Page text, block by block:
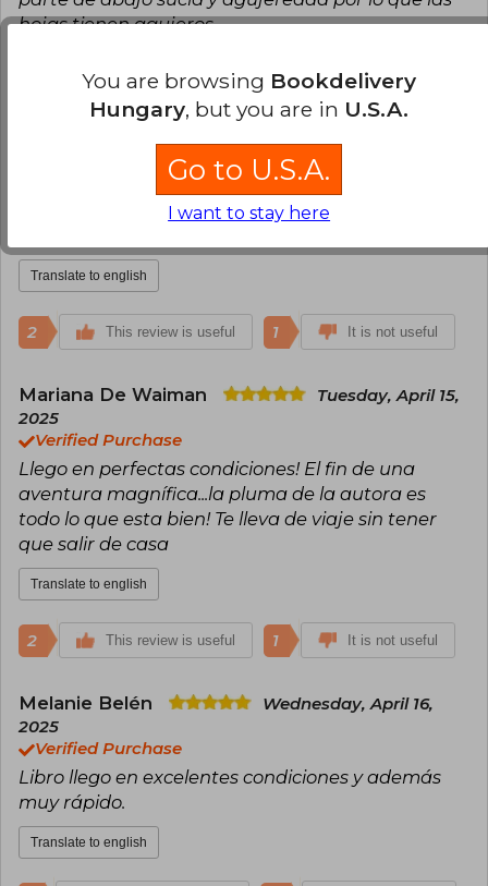
hojas tienen agujeros.
This review is useful 0 It is not useful
Friday, April 11, 2025
Verified Purchase
Translate to english
2 This review is useful 1 It is not useful
Mariana De Waiman
Tuesday, April 15,
2025
Verified Purchase
Llego en perfectas condiciones! El fin de una
aventura magnífica...la pluma de la autora es
todo lo que esta bien! Te lleva de viaje sin tener
que salir de casa
Translate to english
2 This review is useful 1 It is not useful
Melanie Belén
Wednesday, April 16,
2025
Verified Purchase
Libro llego en excelentes condiciones y además
muy rápido.
Translate to english
You are browsing Bookdelivery
Hungary, but you are in U.S.A.
Go to U.S.A.
I want to stay here